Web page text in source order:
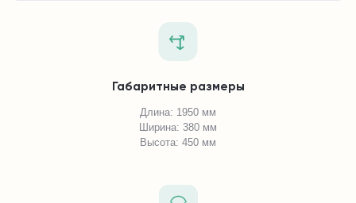
Габаритные размеры
Длина: 1950 мм
Ширина: 380 мм
Высота: 450 мм